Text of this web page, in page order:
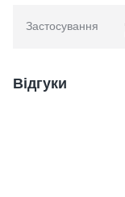
Застосування
Відгуки